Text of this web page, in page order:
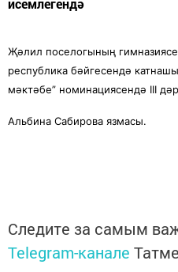
исемлегендә
Җәлил поселогының
республика бәйгесендә
мәктәбе” номинациясендә III
Альбина Сабирова язмасы.
Следите за самым
Telegram-канале